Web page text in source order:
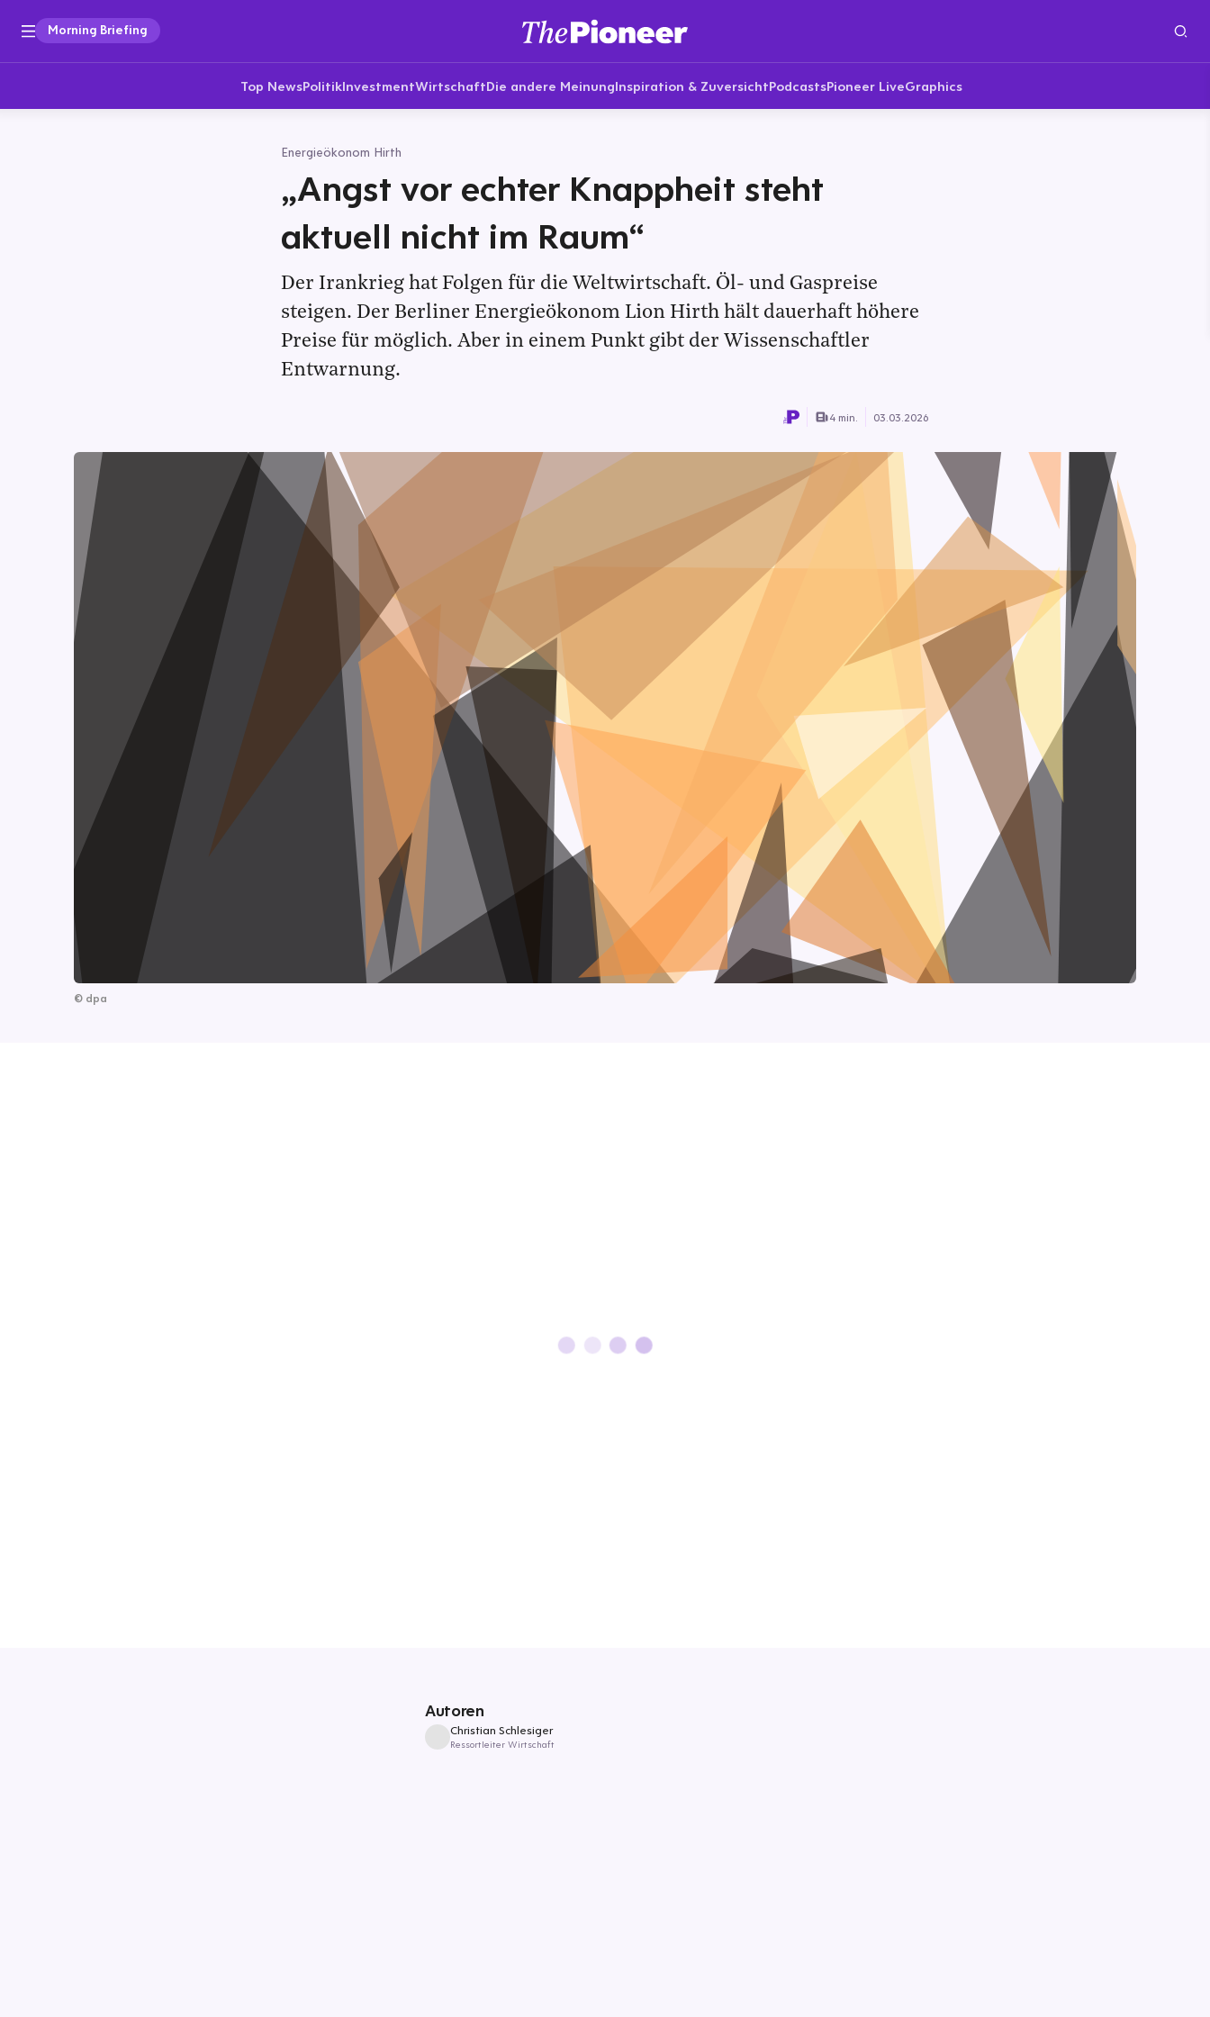
Morning Briefing
Top NewsPolitikInvestmentWirtschaftDie andere MeinungInspiration & ZuversichtPodcastsPioneer LiveGraphics
Energieökonom Hirth
„Angst vor echter Knappheit steht
aktuell nicht im Raum“
Der Irankrieg hat Folgen für die Weltwirtschaft. Öl- und Gaspreise
steigen. Der Berliner Energieökonom Lion Hirth hält dauerhaft höhere
Preise für möglich. Aber in einem Punkt gibt der Wissenschaftler
Entwarnung.
4 min. 03.03.2026
© dpa
Autoren
Christian Schlesiger
Ressortleiter Wirtschaft